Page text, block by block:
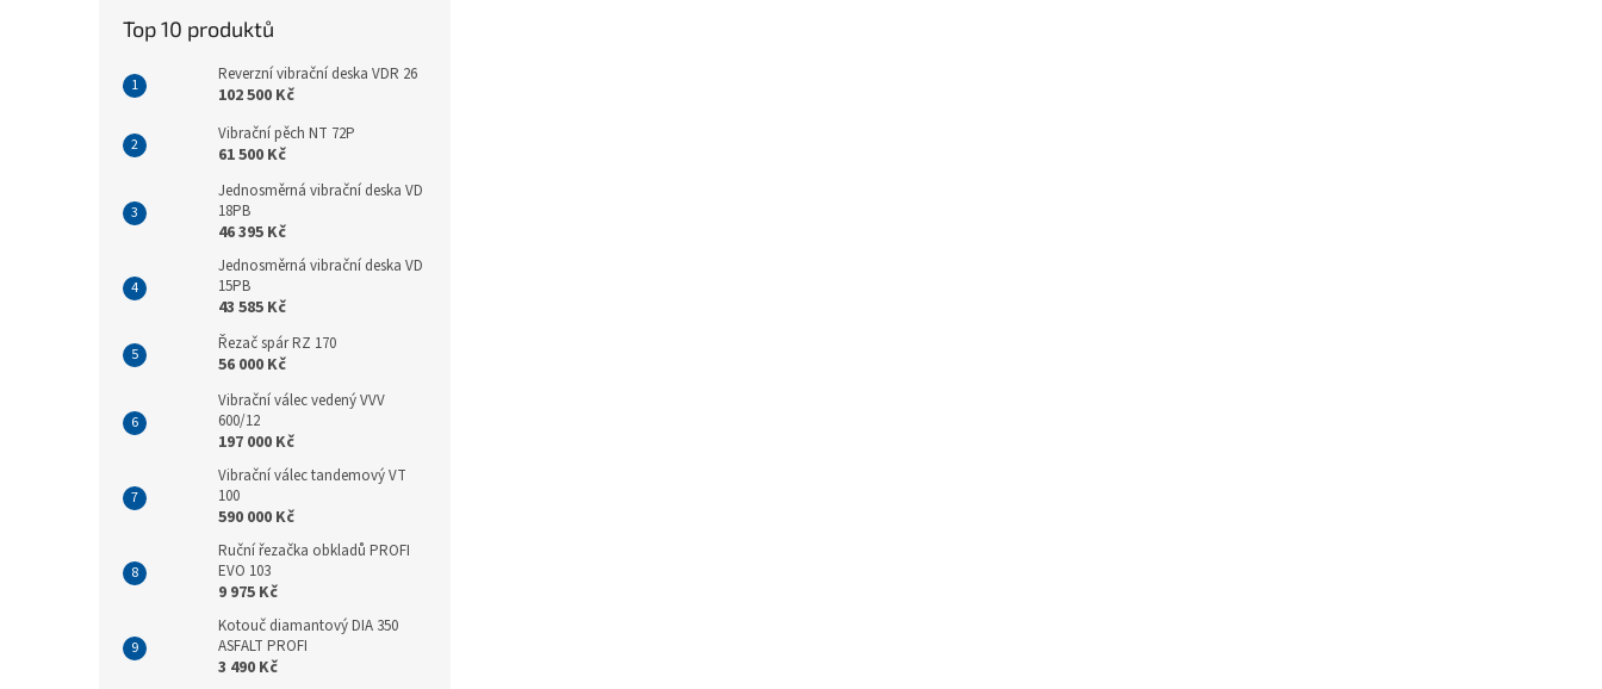
Top 10 produktů
Reverzní vibrační deska VDR 26
102 500 Kč
Vibrační pěch NT 72P
61 500 Kč
Jednosměrná vibrační deska VD
18PB
46 395 Kč
Jednosměrná vibrační deska VD
15PB
43 585 Kč
Řezač spár RZ 170
56 000 Kč
Vibrační válec vedený VVV
600/12
197 000 Kč
Vibrační válec tandemový VT
100
590 000 Kč
Ruční řezačka obkladů PROFI
EVO 103
9 975 Kč
Kotouč diamantový DIA 350
ASFALT PROFI
3 490 Kč